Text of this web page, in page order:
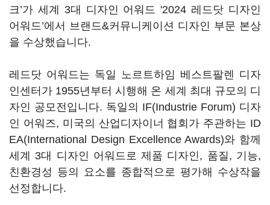
크’가 세계 3대 디자인 어워드 '2024 레드닷 디자인
어워드’에서 브랜드&커뮤니케이션 디자인 부문 본상
을 수상했습니다.
레드닷 어워드는 독일 노르트하임 베스트팔렌 디자
인센터가 1955년부터 시행해 온 세계 최대 규모의 디
자인 공모전입니다. 독일의 IF(Industrie Forum) 디자
인 어워즈, 미국의 산업디자이너 협회가 주관하는 ID
EA(International Design Excellence Awards)와 함께
세계 3대 디자인 어워드로 제품 디자인, 품질, 기능,
친환경성 등의 요소를 종합적으로 평가해 수상작을
선정합니다.